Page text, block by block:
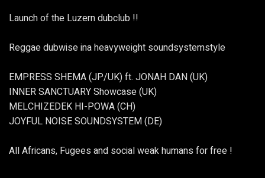
Launch of the Luzern dubclub !!
Reggae dubwise ina heavyweight soundsystemstyle
EMPRESS SHEMA (JP/UK) ft. JONAH DAN (UK)
INNER SANCTUARY Showcase (UK)
MELCHIZEDEK HI-POWA (CH)
JOYFUL NOISE SOUNDSYSTEM (DE)
All Africans, Fugees and social weak humans for free !